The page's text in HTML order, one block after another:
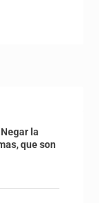
la
que son